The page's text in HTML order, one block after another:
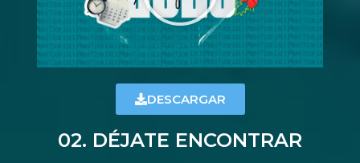
DESCARGAR
02. DÉJATE ENCONTRAR